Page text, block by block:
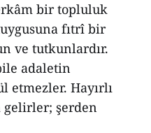
bir topluluk
fıtrî bir
ve tutkunlardır.
adaletin
etmezler. Hayırlı
şerden